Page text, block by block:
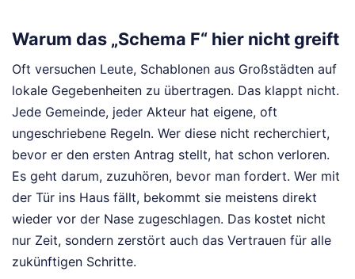
Warum das „Schema F“ hier nicht greift
Oft versuchen Leute, Schablonen aus Großstädten auf
lokale Gegebenheiten zu übertragen. Das klappt nicht.
Jede Gemeinde, jeder Akteur hat eigene, oft
ungeschriebene Regeln. Wer diese nicht recherchiert,
bevor er den ersten Antrag stellt, hat schon verloren.
Es geht darum, zuzuhören, bevor man fordert. Wer mit
der Tür ins Haus fällt, bekommt sie meistens direkt
wieder vor der Nase zugeschlagen. Das kostet nicht
nur Zeit, sondern zerstört auch das Vertrauen für alle
zukünftigen Schritte.